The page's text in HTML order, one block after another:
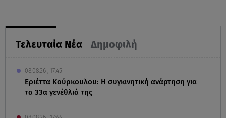
Τελευταία Νέα Δημοφιλή
08.08.26 , 17:45
Εριέττα Κούρκουλου: Η συγκινητική ανάρτηση για
τα 33α γενέθλιά της